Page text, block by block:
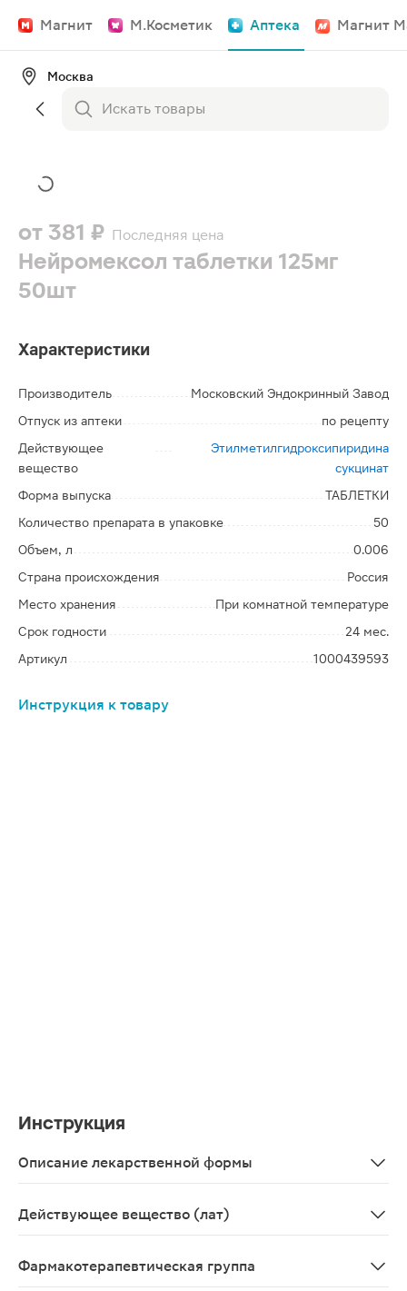
Магнит М.Косметик Аптека Магнит
Москва
от 381 ₽ Последняя цена
Нейромексол таблетки 125мг
50шт
Характеристики
Производитель
Московский Эндокринный Завод
Отпуск из аптеки
по рецепту
Действующее
вещество
Этилметилгидроксипиридина
сукцинат
Форма выпуска
ТАБЛЕТКИ
Количество препарата в упаковке
50
Объем, л
0.006
Страна происхождения
Россия
Место хранения
При комнатной температуре
Срок годности
24 мес.
Артикул
1000439593
Инструкция к товару
Инструкция
Описание лекарственной формы
Действующее вещество (лат)
Фармакотерапевтическая группа